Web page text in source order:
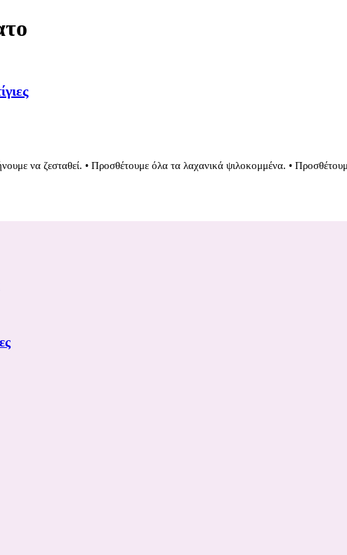
να ζεσταθεί. • Προσθέτουμε όλα τα λαχανικά ψιλοκομμένα. •